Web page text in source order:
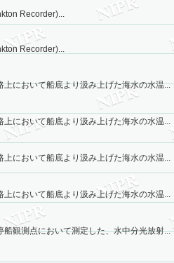
Recorder)...
Recorder)...
において船底より汲み上げた海水の水温...
において船底より汲み上げた海水の水温...
において船底より汲み上げた海水の水温...
において船底より汲み上げた海水の水温...
観測点において測定した、水中分光放射...